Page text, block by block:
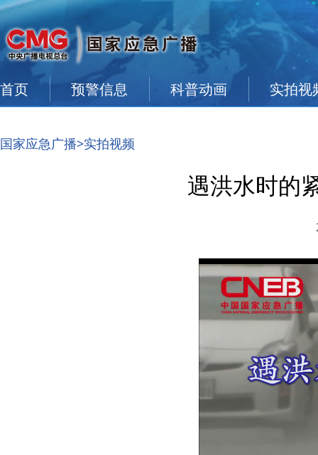
首页 预警信息 科普动画 实拍视
国家应急广播>实拍视频
遇洪水时的